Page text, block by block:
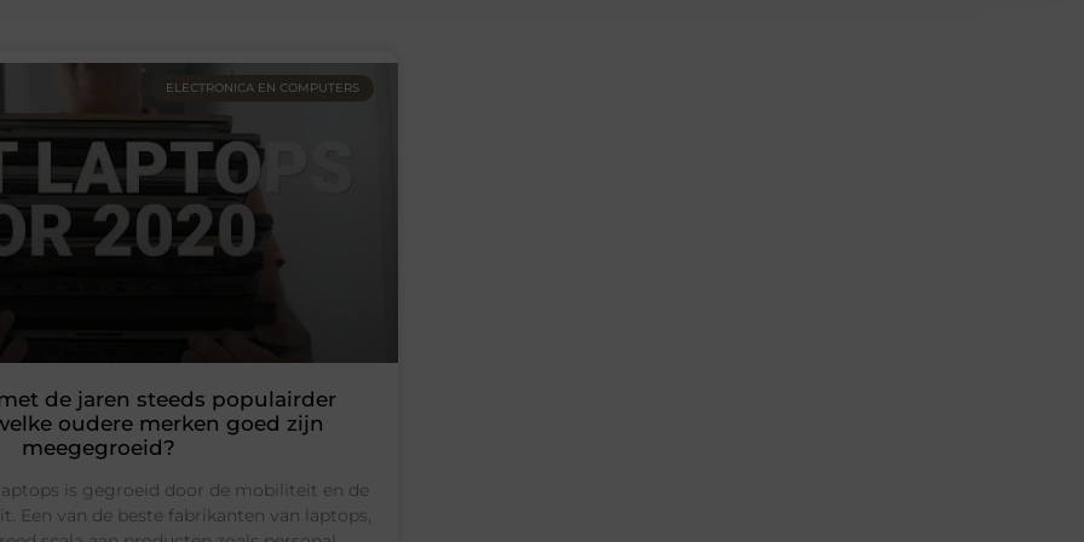
ELECTRONICA EN COMPUTERS
de jaren steeds populairder
oudere merken goed zijn
meegegroeid?
is gegroeid door de mobiliteit en de
Een van de beste fabrikanten van laptops,